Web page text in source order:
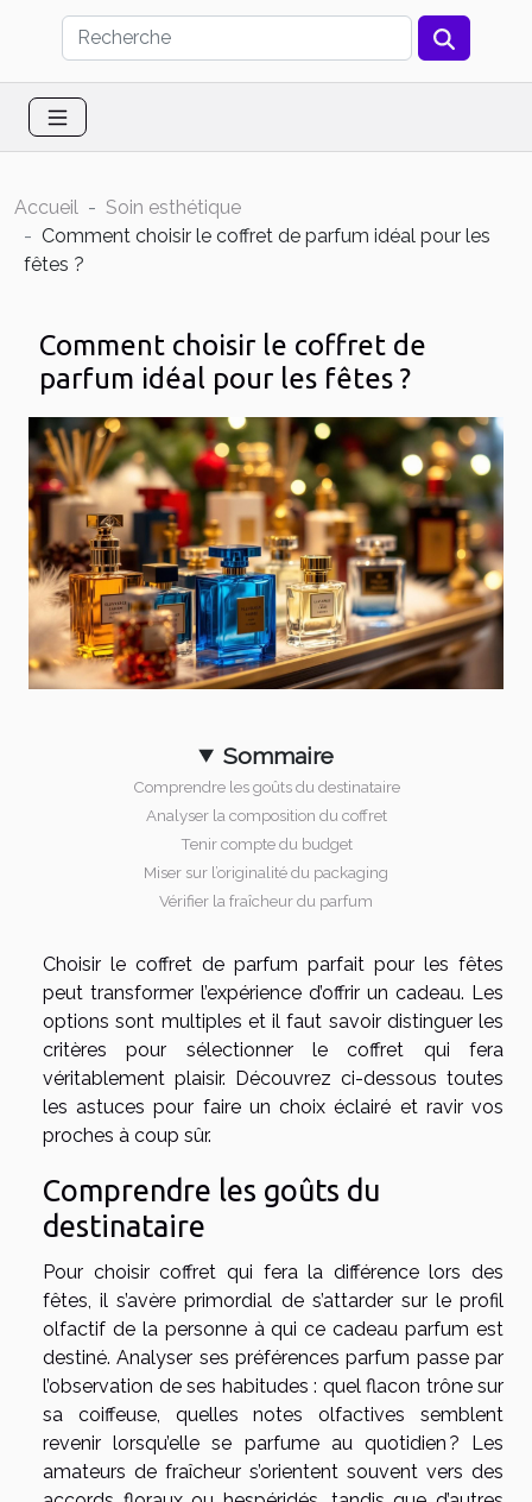
Accueil
Soin esthétique
Comment choisir le coffret de parfum idéal pour les
fêtes ?
Comment choisir le coffret de
parfum idéal pour les fêtes ?
Sommaire
Comprendre les goûts du destinataire
Analyser la composition du coffret
Tenir compte du budget
Miser sur l’originalité du packaging
Vérifier la fraîcheur du parfum
Choisir le coffret de parfum parfait pour les fêtes
peut transformer l’expérience d’offrir un cadeau. Les
options sont multiples et il faut savoir distinguer les
critères pour sélectionner le coffret qui fera
véritablement plaisir. Découvrez ci-dessous toutes
les astuces pour faire un choix éclairé et ravir vos
proches à coup sûr.
Comprendre les goûts du
destinataire
Pour choisir coffret qui fera la différence lors des
fêtes, il s’avère primordial de s’attarder sur le profil
olfactif de la personne à qui ce cadeau parfum est
destiné. Analyser ses préférences parfum passe par
l’observation de ses habitudes : quel flacon trône sur
sa coiffeuse, quelles notes olfactives semblent
revenir lorsqu’elle se parfume au quotidien ? Les
amateurs de fraîcheur s’orientent souvent vers des